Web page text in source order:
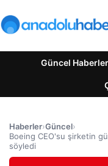
Güncel Haberler
Haberler›Güncel›
Boeing CEO'su şirketin
söyledi